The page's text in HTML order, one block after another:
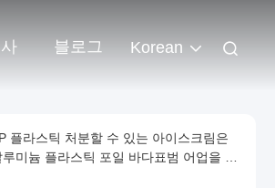
블로그 Korean
플라스틱 처분할 수 있는 아이스크림은
루미늄 플라스틱 포일 바다표범 어업을 받